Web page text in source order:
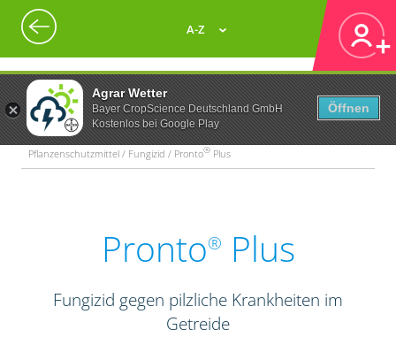
Agrar Wetter
Bayer CropScience Deutschland GmbH
Kostenlos bei Google Play
Öffnen
A-Z
Pflanzenschutzmittel / Fungizid / Pronto® Plus
Pronto® Plus
Fungizid gegen pilzliche Krankheiten im
Getreide